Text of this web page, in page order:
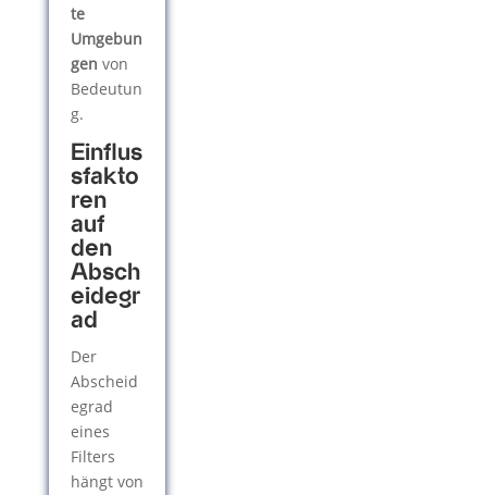
te
Umgebun
gen von
Bedeutun
g.
Einflus
sfakto
ren
auf
den
Absch
eidegr
ad
Der
Abscheid
egrad
eines
Filters
hängt von